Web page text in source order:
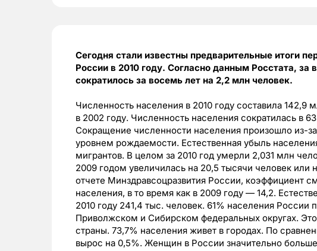
Сегодня стали известны предварительные итоги
России в 2010 году. Согласно данным Росстата, за
сократилось за восемь лет на 2,2 млн человек.
Численность населения в 2010 году составила
в 2002 году. Численность населения сократилась в
Сокращение численности населения произошло из-
уровнем рождаемости. Естественная убыль
мигрантов. В целом за 2010 год умерли 2,031 млн
2009 годом увеличилась на 20,5 тысячи человек или
отчете Минздравсоцразвития России, коэффициент
населения, в то время как в 2009 году — 14,2.
2010 году 241,4 тыс. человек. 61% населения России
Приволжском и Сибирском федеральных округах.
страны. 73,7% населения живет в городах. По
вырос на 0,5%. Женщин в России значительно